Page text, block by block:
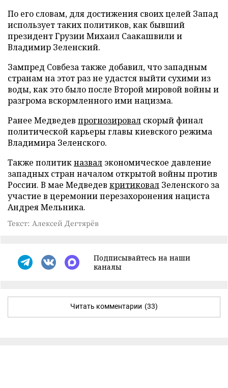
По его словам, для достижения своих целей Запад
использует таких политиков, как бывший
президент Грузии Михаил Саакашвили и
Владимир Зеленский.
Зампред Совбеза также добавил, что западным
странам на этот раз не удастся выйти сухими из
воды, как это было после Второй мировой войны и
разгрома вскормленного ими нацизма.
Ранее Медведев прогнозировал скорый финал
политической карьеры главы киевского режима
Владимира Зеленского.
Также политикназвал экономическое давление
западных стран началом открытой войны против
России. В мае Медведев критиковал Зеленского за
участие в церемонии перезахоронения нациста
Андрея Мельника.
Текст: Алексей Дегтярёв
Подписывайтесь на наши
каналы
Читать комментарии (33)